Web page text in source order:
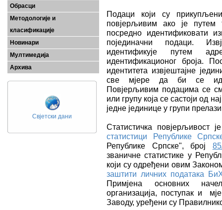
Обрасци
Методологије и
класификације
Новинари
Мултимедија
Архива
Свјетски дани
Подаци који су
повјерљивим ако је путем
посредно идентификовати
појединачни подаци.
идентификује путем
идентификационог броја.
идентитета извјештајне
све мјере да би се
Повјерљивим подацима се
или групу која се састоји од
једне јединице у групи
Статистичка повјерљивост
статистици Републике
Републике Српске", број
званичне статистике у
који су одређени овим
заштити личних података
Примјена основних
организација, поступак и
Заводу, уређени су